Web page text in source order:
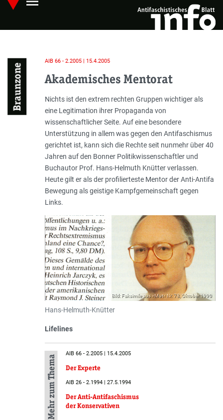
Skip
main
Hauptmenü öffnen
Braunzone
AIB 66 - 2.2005 | 15.4.2005
Akademisches Mentorat
Einleitung
Nichts ist den extrem rechten Gruppen wichtiger als
eine Legitimation ihrer Propaganda von
wissenschaftlicher Seite. Auf eine besondere
Unterstützung in allem was gegen den Antifaschismus
gerichtet ist, kann sich die Rechte seit nunmehr über 40
Jahren auf den Bonner Politikwissenschaftler und
Buchautor Prof. Hans-Helmuth Knütter verlassen.
Heute gilt er als der profilierteste Mentor der Anti-Antifa
Bewegung als geistige Kampfgemeinschaft gegen
Links.
Bild: Faksimile aus »Mut« Nr. 78, Oktober 1990
Hans-Helmuth-Knütter
Lifelines
Mehr zum Thema
AIB 66 - 2.2005 | 15.4.2005
Der Experte
AIB 26 - 2.1994 | 27.5.1994
Der Anti-Antifaschismus
der Konservativen